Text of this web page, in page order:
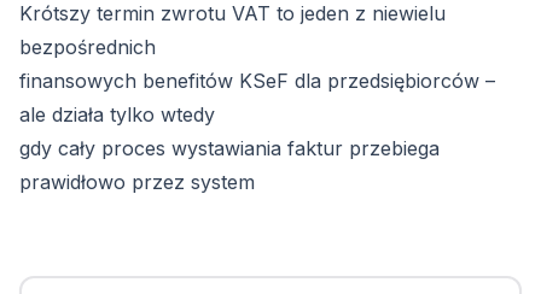
Krótszy termin zwrotu VAT to jeden z niewielu
bezpośrednich
finansowych benefitów KSeF dla przedsiębiorców –
ale działa tylko wtedy
gdy cały proces wystawiania faktur przebiega
prawidłowo przez system